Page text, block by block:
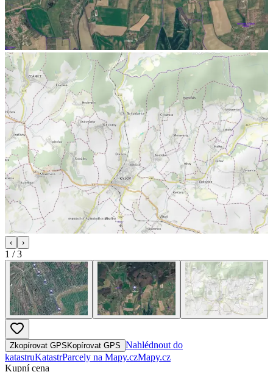
‹ ›
1 /3
Zkopírovat GPS Kopírovat GPS Nahlédnout do
katastruKatastrParcely na Mapy.czMapy.cz
Kupní cena